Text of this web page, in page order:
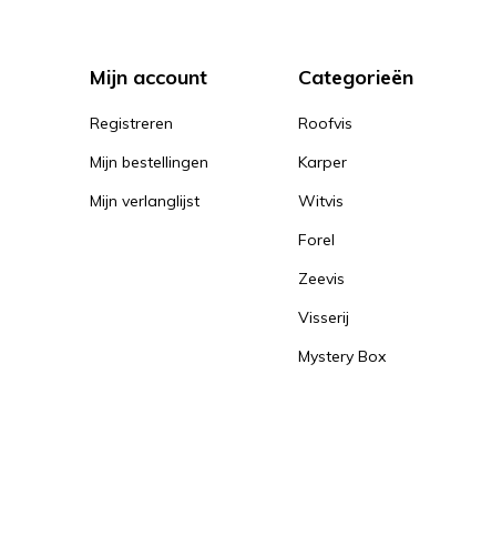
Mijn account
Registreren
Mijn bestellingen
Mijn verlanglijst
Categorieën
Roofvis
Karper
Witvis
Forel
Zeevis
Visserij
Mystery Box